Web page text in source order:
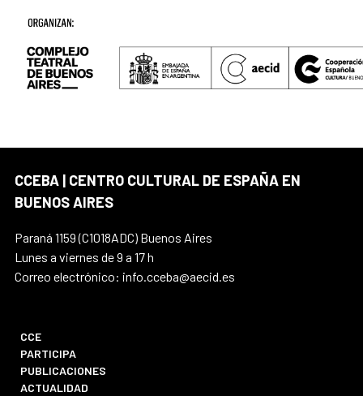
CCEBA | CENTRO CULTURAL DE ESPAÑA EN
BUENOS AIRES
Paraná 1159 (C1018ADC) Buenos Aires
Lunes a viernes de 9 a 17 h
Correo electrónico: info.cceba@aecid.es
CCE
PARTICIPA
PUBLICACIONES
ACTUALIDAD